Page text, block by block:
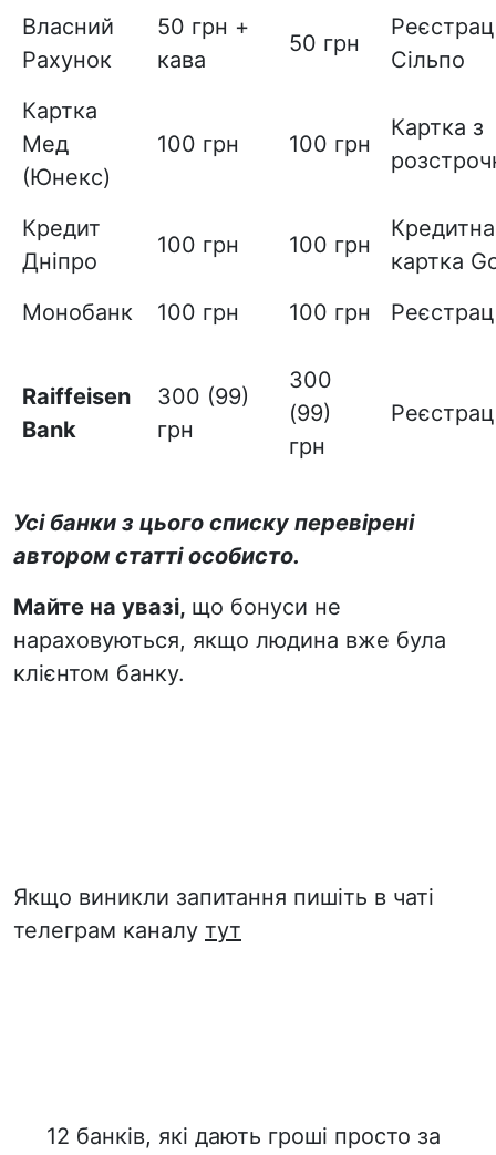
Власний
Рахунок
50 грн +
кава
50 грн
Сільпо
Картка
Мед
(Юнекс)
100 грн 100 грн
Картка з
Кредит
Дніпро
100 грн 100 грн
Кредитна
картка
Монобанк
100 грн 100 грн
Raiffeisen
Bank
300 (99)
грн
300
(99)
грн
Усі банки з цього списку перевірені
автором статті особисто.
Майте на увазі, що бонуси не
нараховуються, якщо людина вже була
клієнтом банку.
Якщо виникли запитання пишіть в чаті
телеграм каналу тут
12 банків, які дають гроші просто за